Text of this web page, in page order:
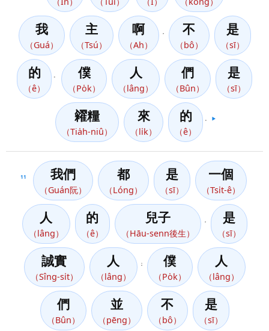
我
（Guá）
主
（Tsú）
啊
（Ah）
不
（bô）
是
（sī）
的
（ê）
僕
（Po̍k）
人
（lâng）
們
（Bûn）
是
（sī）
糴糧
（Tia̍h-niû）
來
（li̍k）
的
（ê）
▶️
11 我們
（Guán阮）
都
（Lóng）
是
（sī）
一個
（Tsi̍t-ê）
人
（lâng）
的
（ê）
兒子
（Hāu-senn後生）
是
（sī）
誠實
（Sîng-si̍t）
人
（lâng）
； 僕
（Po̍k）
人
（lâng）
們
（Bûn）
並
（pēng）
不
（bô）
是
（sī）